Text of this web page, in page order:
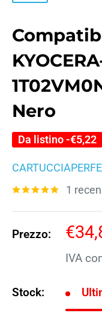
Nero
Da listino -€5,22
1
Prezzo:
IVA
Stock: